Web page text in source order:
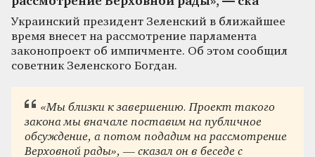
Украинский президент Зеленский в ближайшее
время внесет на рассмотрение парламента
законопроект об импичменте. Об этом сообщил
советник Зеленского Богдан.
«Мы близки к завершению. Проект такого
закона мы вначале поставим на публичное
обсуждение, а потом подадим на рассмотрение
Верховной рады», — сказал он в беседе с